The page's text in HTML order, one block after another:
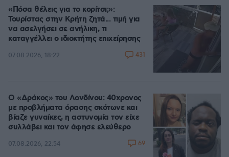
«Πόσα θέλεις για το κορίτσι;»:
Τουρίστας στην Κρήτη ζητά... τιμή για
να ασελγήσει σε ανήλικη, τι
καταγγέλλει ο ιδιοκτήτης επιχείρησης
07.08.2026, 18:22 431
Ο «Δράκος» του Λονδίνου: 40χρονος
με προβλήματα όρασης σκότωνε και
βίαζε γυναίκες, η αστυνομία τον είχε
συλλάβει και τον άφησε ελεύθερο
07.08.2026, 22:54 69